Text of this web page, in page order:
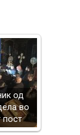
од
во
пост